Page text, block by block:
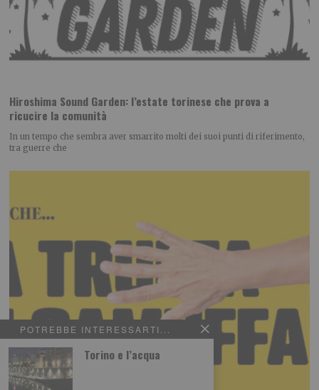
POTREBBE INTERESSARTI...
Torino e l’acqua
Hiroshima Sound Garden: l’estate torinese che prova a
ricucire la comunità
In un tempo che sembra aver smarrito molti dei suoi punti di riferimento,
tra guerre che